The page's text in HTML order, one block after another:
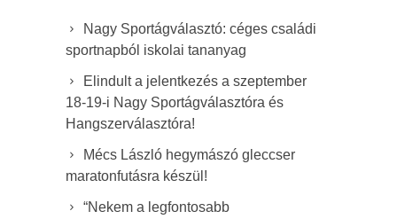
Nagy Sportágválasztó: céges családi
sportnapból iskolai tananyag
Elindult a jelentkezés a szeptember
18-19-i Nagy Sportágválasztóra és
Hangszerválasztóra!
Mécs László hegymászó gleccser
maratonfutásra készül!
“Nekem a legfontosabb